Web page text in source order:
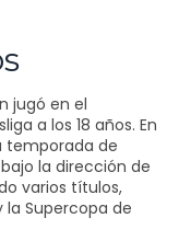
jugó en el
a los 18 años. En
temporada de
la dirección de
varios títulos,
la Supercopa de